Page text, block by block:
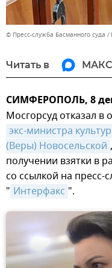
© Пресс-служба Басманного суда
Читать в МАКС
СИМФЕРОПОЛЬ, 8
Мосгорсуд отказал в
экс-министра
(Веры) Новосельской
получении взятки в
со ссылкой на пресс-
" Интерфакс ".